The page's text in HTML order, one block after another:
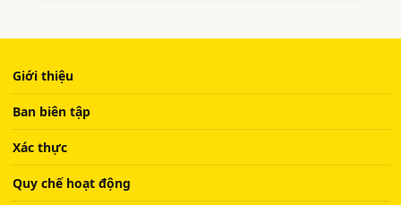
Giới thiệu
Ban biên tập
Xác thực
Quy chế hoạt động